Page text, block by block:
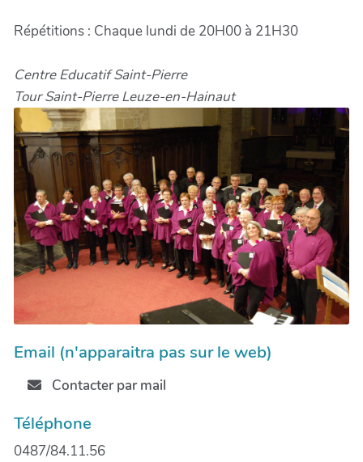
Répétitions : Chaque lundi de 20H00 à 21H30
Centre Educatif Saint-Pierre
Tour Saint-Pierre Leuze-en-Hainaut
Email (n'apparaitra pas sur le web)
Contacter par mail
Téléphone
0487/84.11.56